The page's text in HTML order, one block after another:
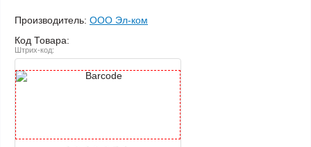
Производитель: ООО Эл-ком
Код Товара:
Штрих-код: